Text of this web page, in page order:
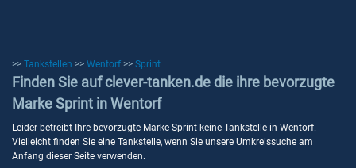
>> Tankstellen >> Wentorf >> Sprint
Finden Sie auf clever-tanken.de die ihre bevorzugte
Marke Sprint in Wentorf
Leider betreibt Ihre bevorzugte Marke Sprint keine Tankstelle in Wentorf.
Vielleicht finden Sie eine Tankstelle, wenn Sie unsere Umkreissuche am
Anfang dieser Seite verwenden.